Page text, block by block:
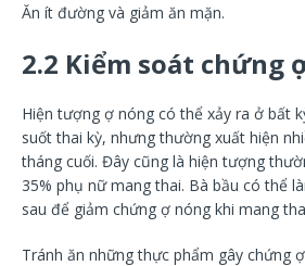
Ăn ít đường và giảm ăn mặn.
2.2 Kiểm soát chứng
Hiện tượng ợ nóng có thể xảy ra ở bất
suốt thai kỳ, nhưng thường xuất hiện
tháng cuối. Đây cũng là hiện tượng
35% phụ nữ mang thai. Bà bầu có thể
sau để giảm chứng ợ nóng khi mang
Tránh ăn những thực phẩm gây chứng